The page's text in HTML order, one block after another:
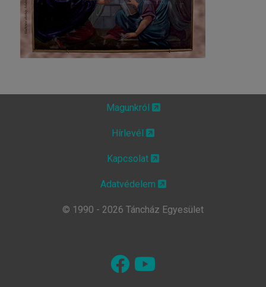
Magunkról
Hírlevél
Kapcsolat
Adatvédelem
© 1990 - 2026 Táncház Egyesület